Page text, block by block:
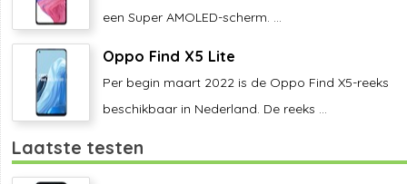
een Super AMOLED-scherm. ...
Oppo Find X5 Lite
Per begin maart 2022 is de Oppo Find X5-reeks
beschikbaar in Nederland. De reeks ...
Laatste testen